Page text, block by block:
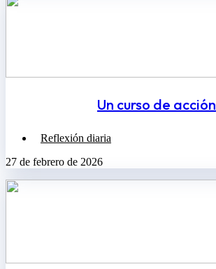
Un curso de acción
Reflexión diaria
27 de febrero de 2026